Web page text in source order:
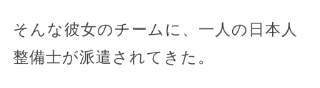
そんな彼女のチームに、一人の日本人
整備士が派遣されてきた。